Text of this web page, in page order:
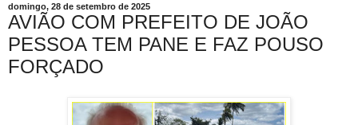
domingo, 28 de setembro de 2025
AVIÃO COM PREFEITO DE JOÃO
PESSOA TEM PANE E FAZ POUSO
FORÇADO